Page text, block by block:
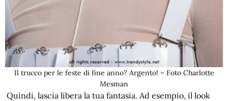
Il trucco per le feste di fine anno? Argento! – Foto Charlotte
Mesman
Quindi, lascia libera la tua fantasia. Ad esempio, il look